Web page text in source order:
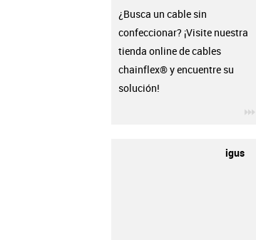
¿Busca un cable sin
confeccionar? ¡Visite nuestra
tienda online de cables
chainflex® y encuentre su
solución!
igus